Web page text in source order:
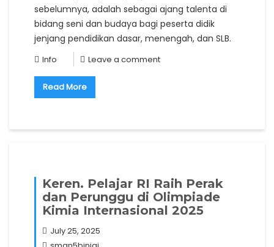
sebelumnya, adalah sebagai ajang talenta di
bidang seni dan budaya bagi peserta didik
jenjang pendidikan dasar, menengah, dan SLB.
Info Leave a comment
Read More
Keren. Pelajar RI Raih Perak
dan Perunggu di Olimpiade
Kimia Internasional 2025
July 25, 2025